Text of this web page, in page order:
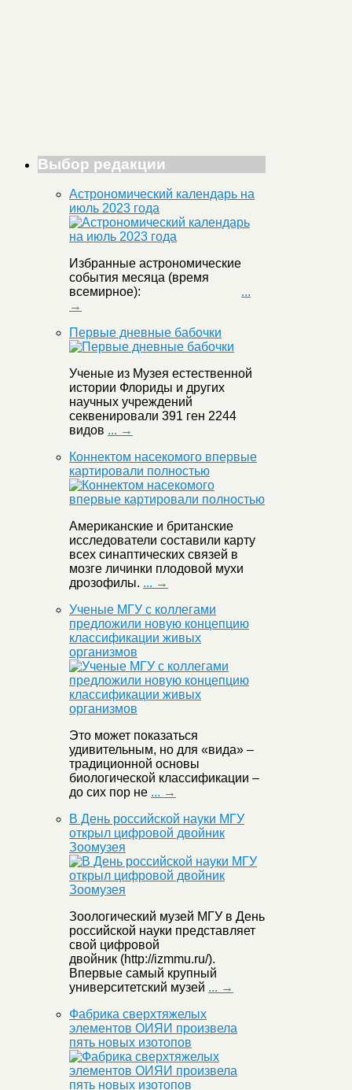
Выбор редакции
Астрономический календарь на
июль 2023 года
Избранные астрономические
события месяца (время
всемирное): ...
→
Первые дневные бабочки
Ученые из Музея естественной
истории Флориды и других
научных учреждений
секвенировали 391 ген 2244
видов ... →
Коннектом насекомого впервые
картировали полностью
Американские и британские
исследователи составили карту
всех синаптических связей в
мозге личинки плодовой мухи
дрозофилы. ... →
Ученые МГУ с коллегами
предложили новую концепцию
классификации живых
организмов
Это может показаться
удивительным, но для «вида» –
традиционной основы
биологической классификации –
до сих пор не ... →
В День российской науки МГУ
открыл цифровой двойник
Зоомузея
Зоологический музей МГУ в День
российской науки представляет
свой цифровой
двойник (http://izmmu.ru/).
Впервые самый крупный
университетский музей ... →
Фабрика сверхтяжелых
элементов ОИЯИ произвела
пять новых изотопов